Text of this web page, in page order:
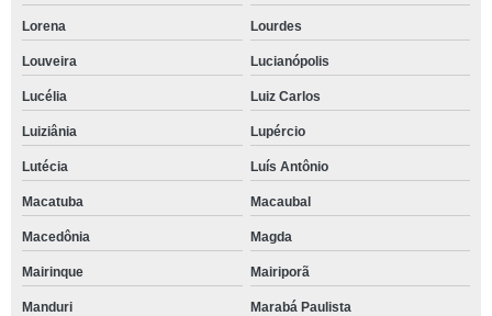
Lorena Lourdes
Louveira Lucianópolis
Lucélia Luiz Carlos
Luiziânia Lupércio
Lutécia Luís Antônio
Macatuba Macaubal
Macedônia Magda
Mairinque Mairiporã
Manduri Marabá Paulista